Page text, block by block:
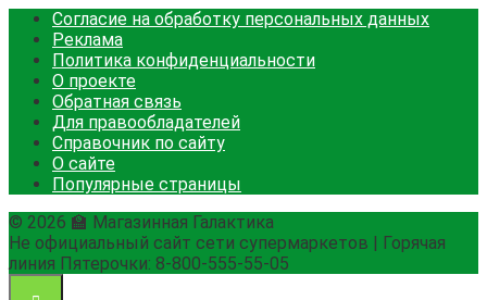
Согласие на обработку персональных данных
Реклама
Политика конфиденциальности
О проекте
Обратная связь
Для правообладателей
Справочник по сайту
О сайте
Популярные страницы
© 2026 🏫 Магазинная Галактика
Не официальный сайт сети супермаркетов | Горячая
линия Пятерочки: 8-800-555-55-05